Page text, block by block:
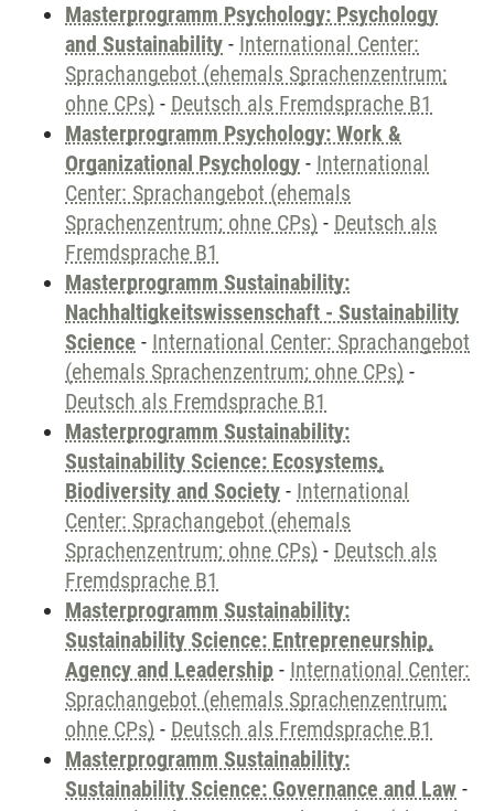
Masterprogramm Psychology: Psychology
and Sustainability - International Center:
Sprachangebot (ehemals Sprachenzentrum;
ohne CPs) - Deutsch als Fremdsprache B1
Masterprogramm Psychology: Work &
Organizational Psychology - International
Center: Sprachangebot (ehemals
Sprachenzentrum; ohne CPs) - Deutsch als
Fremdsprache B1
Masterprogramm Sustainability:
Nachhaltigkeitswissenschaft - Sustainability
Science - International Center: Sprachangebot
(ehemals Sprachenzentrum; ohne CPs) -
Deutsch als Fremdsprache B1
Masterprogramm Sustainability:
Sustainability Science: Ecosystems,
Biodiversity and Society - International
Center: Sprachangebot (ehemals
Sprachenzentrum; ohne CPs) - Deutsch als
Fremdsprache B1
Masterprogramm Sustainability:
Sustainability Science: Entrepreneurship,
Agency and Leadership - International Center:
Sprachangebot (ehemals Sprachenzentrum;
ohne CPs) - Deutsch als Fremdsprache B1
Masterprogramm Sustainability:
Sustainability Science: Governance and Law -